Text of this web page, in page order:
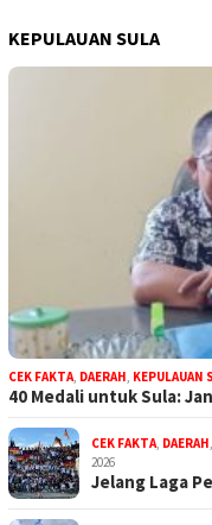
KEPULAUAN SULA
CEK FAKTA, DAERAH, KEPULAUAN
40 Medali untuk Sula:
CEK FAKTA, DAERAH,
2026
Jelang Laga